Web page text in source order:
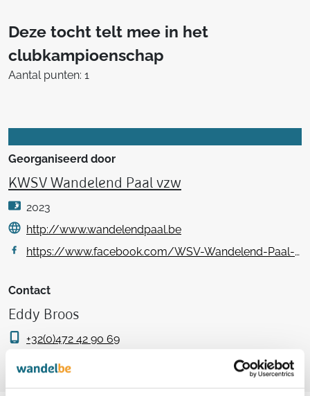
Deze tocht telt mee in het
clubkampioenschap
Aantal punten: 1
Georganiseerd door
KWSV Wandelend Paal vzw
2023
http://www.wandelendpaal.be
https://www.facebook.com/WSV-Wandelend-Paal-vzw-727972804249203/
Contact
Eddy Broos
+32(0)472 42 90 69
eddy.broos@skynet.be